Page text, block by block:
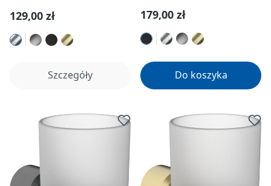
Cena regularna:
129,00 zł
Szczegóły
Cena regularna:
179,00 zł
Do koszyka